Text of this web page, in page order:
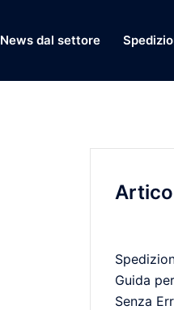
News dal settore
Guida
Senza